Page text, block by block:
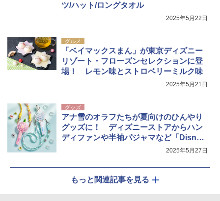
ツ/ハット/ロングタオル
2025年5月22日
グルメ
「ベイマックスまん」が東京ディズニー
リゾート・フローズンセレクションに登
場！ レモン味とストロベリーミルク味
2025年5月21日
グッズ
アナ雪のオラフたちが夏向けのひんやり
グッズに！ ディズニーストアからハン
ディファンや半袖パジャマなど「Disney
2025年5月27日
もっと関連記事を見る